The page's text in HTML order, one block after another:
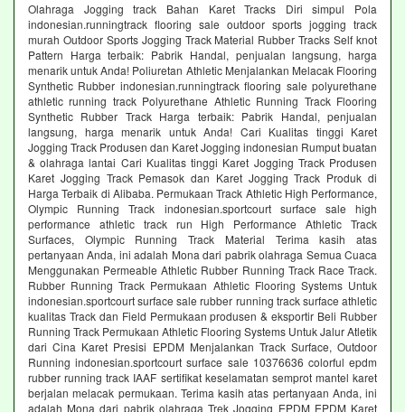
Olahraga Jogging track Bahan Karet Tracks Diri simpul Pola
indonesian.runningtrack flooring sale outdoor sports jogging track
murah Outdoor Sports Jogging Track Material Rubber Tracks Self knot
Pattern Harga terbaik: Pabrik Handal, penjualan langsung, harga
menarik untuk Anda! Poliuretan Athletic Menjalankan Melacak Flooring
Synthetic Rubber indonesian.runningtrack flooring sale polyurethane
athletic running track Polyurethane Athletic Running Track Flooring
Synthetic Rubber Track Harga terbaik: Pabrik Handal, penjualan
langsung, harga menarik untuk Anda! Cari Kualitas tinggi Karet
Jogging Track Produsen dan Karet Jogging indonesian Rumput buatan
& olahraga lantai Cari Kualitas tinggi Karet Jogging Track Produsen
Karet Jogging Track Pemasok dan Karet Jogging Track Produk di
Harga Terbaik di Alibaba. Permukaan Track Athletic High Performance,
Olympic Running Track indonesian.sportcourt surface sale high
performance athletic track run High Performance Athletic Track
Surfaces, Olympic Running Track Material Terima kasih atas
pertanyaan Anda, ini adalah Mona dari pabrik olahraga Semua Cuaca
Menggunakan Permeable Athletic Rubber Running Track Race Track.
Rubber Running Track Permukaan Athletic Flooring Systems Untuk
indonesian.sportcourt surface sale rubber running track surface athletic
kualitas Track dan Field Permukaan produsen & eksportir Beli Rubber
Running Track Permukaan Athletic Flooring Systems Untuk Jalur Atletik
dari Cina Karet Presisi EPDM Menjalankan Track Surface, Outdoor
Running indonesian.sportcourt surface sale 10376636 colorful epdm
rubber running track IAAF sertifikat keselamatan semprot mantel karet
berjalan melacak permukaan. Terima kasih atas pertanyaan Anda, ini
adalah Mona dari pabrik olahraga Trek Jogging EPDM EPDM Karet